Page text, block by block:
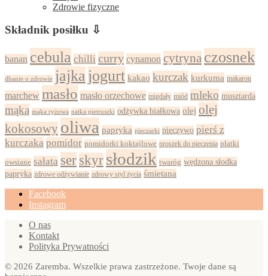
Zdrowie fizyczne
Składnik posiłku ⇩
banan cebula chilli curry cynamon cytryna czosnek
dbanie o zdrowie jajka jogurt kakao kurczak kurkuma makaron
marchew masło masło orzechowe migdały miód mleko musztarda
mąka mąka ryżowa natka pietruszki odżywka białkowa olej olej
kokosowy oliwa papryka pieczarki pieczywo pierś z
kurczaka pomidor pomidorki koktajlowe proszek do pieczenia płatki
owsiane sałata ser skyr słodzik twaróg wędzona słodka
papryka zdrowe odżywianie zdrowy styl życia śmietana
Facebook
Instagram
O nas
Kontakt
Polityka Prywatności
© 2026 Zaremba. Wszelkie prawa zastrzeżone. Twoje dane są